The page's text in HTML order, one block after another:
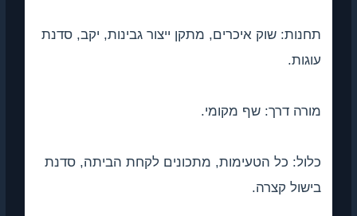
שוק איכרים, מתקן ייצור גבינות, יקב, סדנת
דרך: שף מקומי.
כל הטעימות, מתכונים לקחת הביתה, סדנת
קצרה.